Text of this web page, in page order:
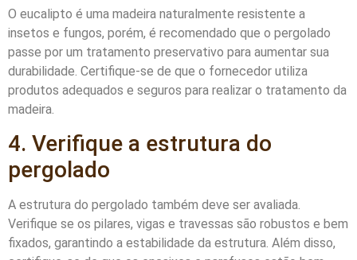
O eucalipto é uma madeira naturalmente resistente a
insetos e fungos, porém, é recomendado que o pergolado
passe por um tratamento preservativo para aumentar sua
durabilidade. Certifique-se de que o fornecedor utiliza
produtos adequados e seguros para realizar o tratamento da
madeira.
4. Verifique a estrutura do
pergolado
A estrutura do pergolado também deve ser avaliada.
Verifique se os pilares, vigas e travessas são robustos e bem
fixados, garantindo a estabilidade da estrutura. Além disso,